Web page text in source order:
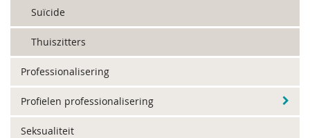
Suïcide
Thuiszitters
Professionalisering
Profielen professionalisering
Seksualiteit